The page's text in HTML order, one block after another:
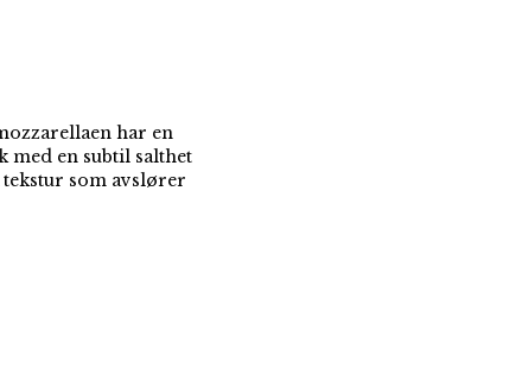
har en
med en subtil salthet
som avslører